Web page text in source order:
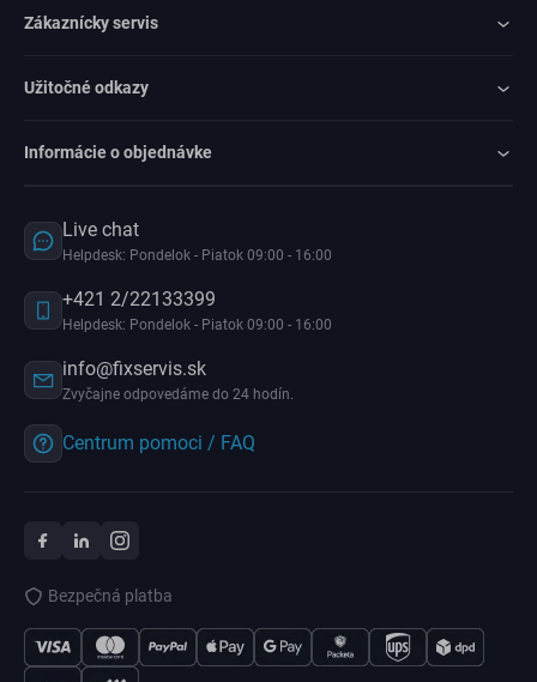
Zákaznícky servis
Užitočné odkazy
Informácie o objednávke
Live chat
Helpdesk: Pondelok - Piatok 09:00 - 16:00
+421 2/22133399
Helpdesk: Pondelok - Piatok 09:00 - 16:00
info@fixservis.sk
Zvyčajne odpovedáme do 24 hodín.
Centrum pomoci / FAQ
Bezpečná platba